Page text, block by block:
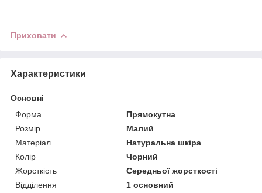
Приховати
Характеристики
Основні
Форма
Прямокутна
Розмір
Малий
Матеріал
Натуральна шкіра
Колір
Чорний
Жорсткість
Середньої жорсткості
Відділення
1 основний